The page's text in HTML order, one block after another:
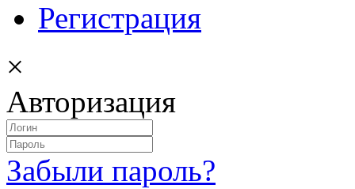
Регистрация
×
Авторизация
Забыли пароль?